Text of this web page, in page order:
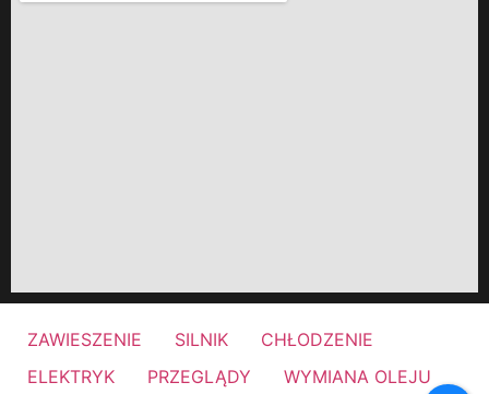
ZAWIESZENIE SILNIK
CHŁODZENIE
ELEKTRYK
PRZEGLĄDY WYMIANA OLEJU